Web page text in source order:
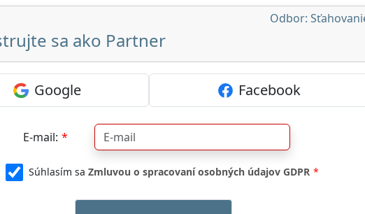
Odbor:
sa ako Partner
Google Facebook
E-mail:
Súhlasím saZmluvou o spracovaní osobných údajov GDPR